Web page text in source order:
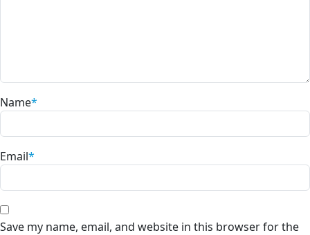
Name*
Email*
Save my name, email, and website in this browser for the